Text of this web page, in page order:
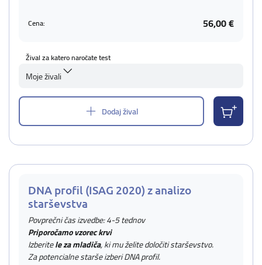
Cena: 56,00 €
Žival za katero naročate test
Moje živali
Dodaj žival
DNA profil (ISAG 2020) z analizo
starševstva
Povprečni čas izvedbe: 4-5 tednov
Priporočamo vzorec krvi
Izberitele za mladiča, ki mu želite določiti starševstvo.
Za potencialne starše izberi DNA profil.